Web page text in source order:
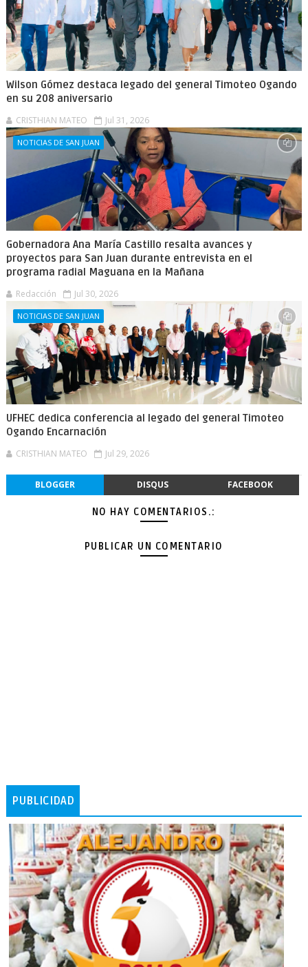
Wilson Gómez destaca legado del general Timoteo Ogando
en su 208 aniversario
CRISTHIAN MATEO Jul 31, 2026
NOTICIAS DE SAN JUAN
Gobernadora Ana María Castillo resalta avances y
proyectos para San Juan durante entrevista en el
programa radial Maguana en la Mañana
Redacción Jul 30, 2026
NOTICIAS DE SAN JUAN
UFHEC dedica conferencia al legado del general Timoteo
Ogando Encarnación
CRISTHIAN MATEO Jul 29, 2026
BLOGGER DISQUS FACEBOOK
NO HAY COMENTARIOS.:
PUBLICAR UN COMENTARIO
PUBLICIDAD